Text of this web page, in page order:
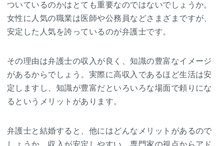
ついているのかはとても重要なのではないでしょうか。
女性に人気の職業は医師や公務員などさまざまですが、
安定した人気を誇っているのが弁護士です。
その理由は弁護士の収入が良く、知識の豊富なイメージ
があるからでしょう。実際に高収入であるほど生活は安
定しますし、知識が豊富だといろいろな場面で頼りにな
るというメリットがあります。
弁護士と結婚すると、他にはどんなメリットがあるので